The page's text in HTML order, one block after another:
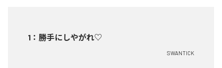
1 ： 勝手にしやがれ♡
SWANTICK